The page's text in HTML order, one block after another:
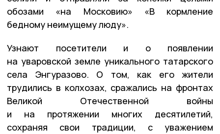
обозами «на Московию» «В кормление
бедному неимущему люду».
Узнают посетители и о появлении
на уваровской земле уникального татарского
села Энгуразово. О том, как его жители
трудились в колхозах, сражались на фронтах
Великой Отечественной войны
и на протяжении многих десятилетий,
сохраняя свои традиции, с уважением